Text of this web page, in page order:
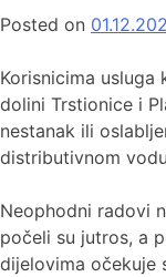
Posted on
Korisnicima
dolini Trstionice i
nestanak ili
distributivnom vodu
Neophodni radovi
počeli su jutros, a
dijelovima očekuje